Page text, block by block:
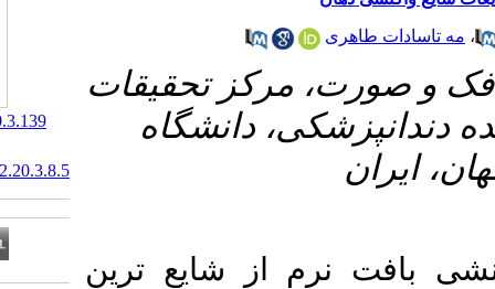
تحقیقات
دانشگاه
از شایع ترین
‎ 10.61186/jrds.20.3.139
20.1001.1.20084676.1402.20.3.8.5